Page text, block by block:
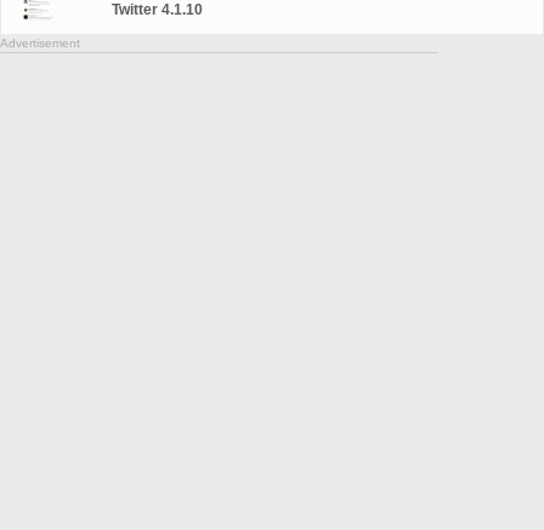
Twitter 4.1.10
Advertisement